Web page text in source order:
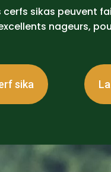
sikas peuvent
nageurs,
sika